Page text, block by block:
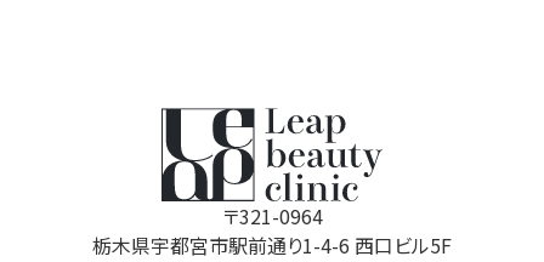
〒321-0964
栃木県宇都宮市駅前通り1-4-6 西口ビル5F